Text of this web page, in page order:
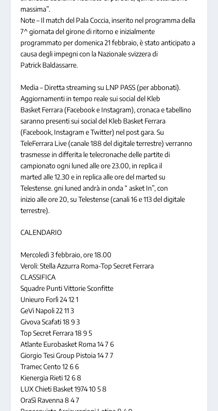
massima”.
Note – Il match del Pala Coccia, inserito nel programma della
7^ giornata del girone di ritorno e inizialmente
programmato per domenica 21 febbraio, è stato anticipato a
causa degli impegni con la Nazionale svizzera di
Patrick Baldassarre.
Media – Diretta streaming su LNP PASS (per abbonati).
Aggiornamenti in tempo reale sui social del Kleb
Basket Ferrara (Facebook e Instagram), cronaca e tabellino
saranno presenti sui social del Kleb Basket Ferrara
(Facebook, Instagram e Twitter) nel post gara. Su
TeleFerrara Live (canale 188 del digitale terrestre) verranno
trasmesse in differita le telecronache delle partite di
campionato ogni luned alle ore 23.00, in replica il
marted alle 12.30 e in replica alle ore del marted su
Telestense. gni luned andrà in onda “ asket In”, con
inizio alle ore 20, su Telestense (canali 16 e 113 del digitale
terrestre).
CALENDARIO
Mercoledì 3 febbraio, ore 18.00
Veroli: Stella Azzurra Roma-Top Secret Ferrara
CLASSIFICA
Squadre Punti Vittorie Sconfitte
Unieuro Forlì 24 12 1
GeVi Napoli 22 11 3
Givova Scafati 18 9 3
Top Secret Ferrara 18 9 5
Atlante Eurobasket Roma 14 7 6
Giorgio Tesi Group Pistoia 14 7 7
Tramec Cento 12 6 6
Kienergia Rieti 12 6 8
LUX Chieti Basket 1974 10 5 8
OraSì Ravenna 8 4 7